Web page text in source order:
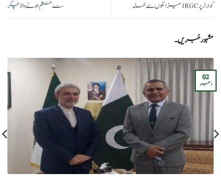
کوارٹر پر IRGC میزائلوں سے حملہ
نہ ختم ہونے والا چکر
مشہور خبریں۔
02
دسمبر